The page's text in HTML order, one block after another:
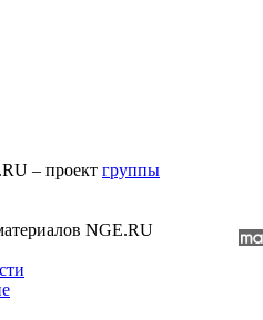
– проект группы
NGE.RU